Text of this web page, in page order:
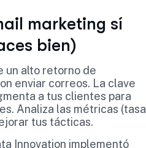
marketing sí
bien)
un alto retorno de
enviar correos. La clave
a tus clientes para
Analiza las métricas (tasa
tus tácticas.
Innovation implementó